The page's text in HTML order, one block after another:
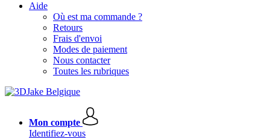
Aide
Où est ma commande ?
Retours
Frais d'envoi
Modes de paiement
Nous contacter
Toutes les rubriques
Mon compte
Identifiez-vous